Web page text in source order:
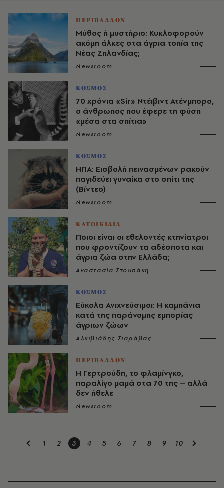
ΠΕΡΙΒΑΛΛΟΝ
Μύθος ή μυστήριο: Κυκλοφορούν
ακόμη άλκες στα άγρια τοπία της
Νέας Ζηλανδίας;
Newsroom
ΚΟΣΜΟΣ
70 χρόνια «Sir» Ντέιβιντ Ατένμπορο,
ο άνθρωπος που έφερε τη φύση
«μέσα στα σπίτια»
Newsroom
ΚΟΣΜΟΣ
ΗΠΑ: Εισβολή πεινασμένων ρακούν
παγιδεύει γυναίκα στο σπίτι της
(Βίντεο)
Newsroom
ΚΑΤΟΙΚΙΔΙΑ
Ποιοι είναι οι εθελοντές κτηνίατροι
που φροντίζουν τα αδέσποτα και
άγρια ζώα στην Ελλάδα;
Αναστασία Στουπάκη
ΚΟΣΜΟΣ
Εύκολα Ανιχνεύσιμοι: Η καμπάνια
κατά της παράνομης εμπορίας
άγριων ζώων
Αλκιβιάδης Σιαράβας
ΠΕΡΙΒΑΛΛΟΝ
Η Γερτρούδη, το φλαμίνγκο,
παραλίγο μαμά στα 70 της – αλλά
δεν ήθελε
Newsroom
1 2 3 4 5 6 7 8 9 10